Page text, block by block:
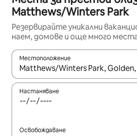
Matthews/Winters Park
Резервирайте уникални
наем, домове и още много
Местоположение
Когато резултатите се покажат,
Настаняване
Освобождаване